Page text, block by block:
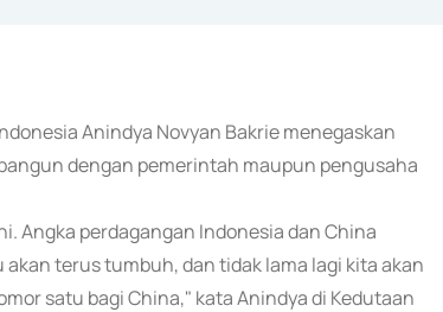
Anindya Novyan Bakrie menegaskan
dengan pemerintah maupun pengusaha
Angka perdagangan Indonesia dan China
terus tumbuh, dan tidak lama lagi kita akan
satu bagi China," kata Anindya di Kedutaan